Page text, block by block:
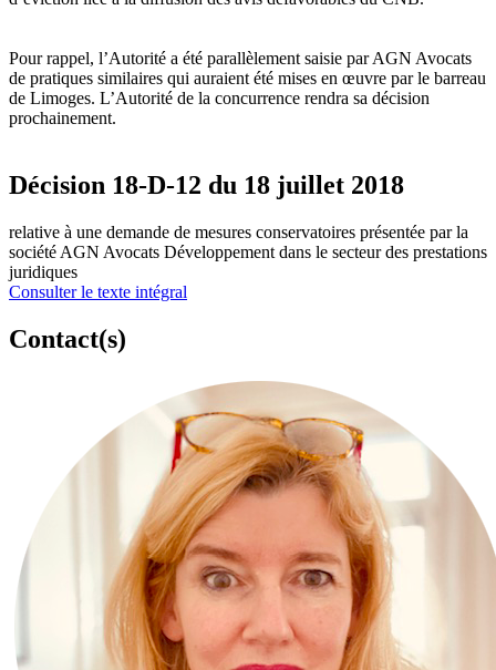
Pour rappel, l’Autorité a été parallèlement saisie par AGN Avocats
de pratiques similaires qui auraient été mises en œuvre par le barreau
de Limoges. L’Autorité de la concurrence rendra sa décision
prochainement.
Décision 18-D-12 du 18 juillet 2018
relative à une demande de mesures conservatoires présentée par la
société AGN Avocats Développement dans le secteur des prestations
juridiques
Consulter le texte intégral
Contact(s)